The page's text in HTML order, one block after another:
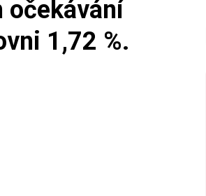
očekávání
1,72 %.